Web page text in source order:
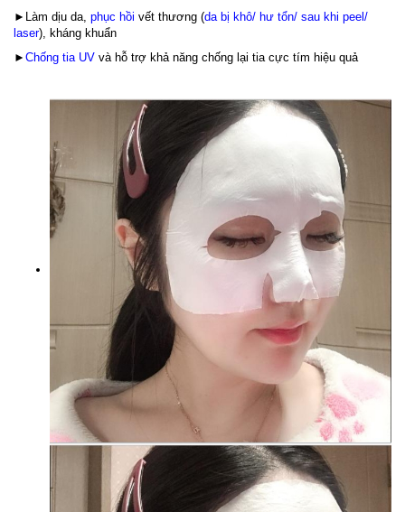
►Làm dịu da, phục hồi vết thương (da bị khô/ hư tổn/ sau khi peel/
laser), kháng khuẩn
► Chống tia UV và hỗ trợ khả năng chống lại tia cực tím hiệu quả